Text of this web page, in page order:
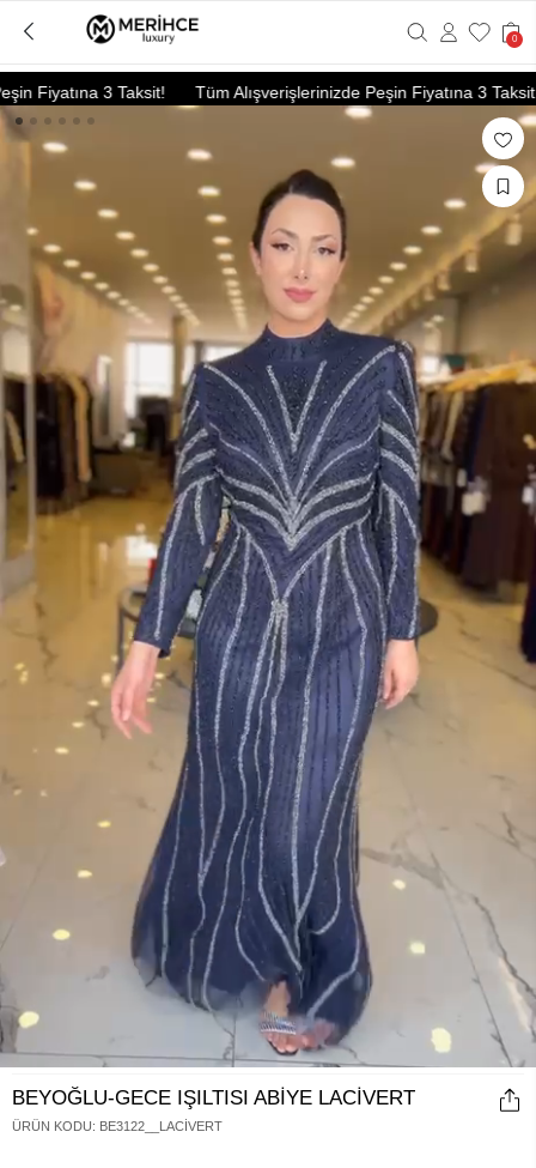
Fiyatına 3 Taksit! Tüm Alışverişlerinizde Peşin Fiyatına 3 Taksit!
0
BEYOĞLU-GECE IŞILTISI ABİYE LACİVERT
ÜRÜN KODU: BE3122__LACİVERT